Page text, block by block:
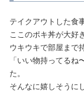
テイクアウトした食
ここのポキ丼が大好
ウキウキで部屋まで
「いい物持ってる
た。
そんなに嬉しそうに